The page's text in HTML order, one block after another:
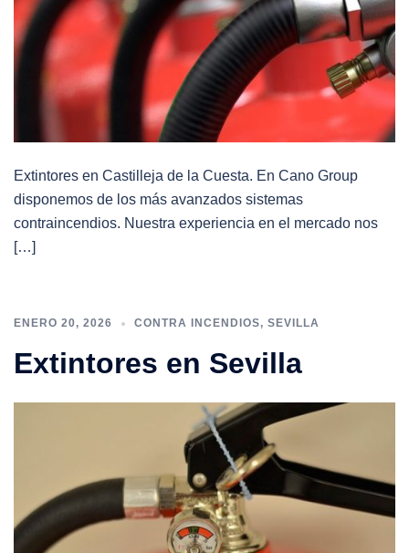
Extintores en Castilleja de la Cuesta. En Cano Group
disponemos de los más avanzados sistemas
contraincendios. Nuestra experiencia en el mercado nos
[…]
ENERO 20, 2026 CONTRA INCENDIOS, SEVILLA
Extintores en Sevilla